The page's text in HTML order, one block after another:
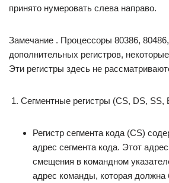
принято нумеровать слева направо.
Замечание . Процессоры 80386,
дополнительных регистров,
Эти регистры здесь не
Сегментные регистры (CS, DS, SS,
Регистр сегмента кода (CS)
адрес сегмента кода. Этот
смещения в командном
адрес команды, которая